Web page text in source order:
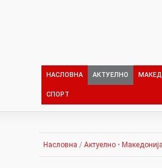
НАСЛОВНА АКТУЕЛНО
СПОРТ
Насловна / Актуелно • Македонија